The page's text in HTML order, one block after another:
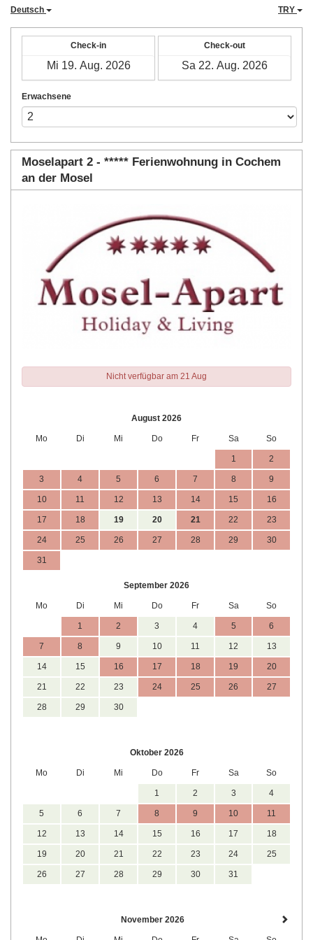
Deutsch TRY
Check-in Check-out
Erwachsene
Moselapart 2 - ***** Ferienwohnung in Cochem
an der Mosel
Nicht verfügbar am 21 Aug
August 2026
Mo Di Mi Do Fr Sa So
1 2
3 4 5 6 7 8 9
10 11 12 13 14 15 16
17 18 19 20 21 22 23
24 25 26 27 28 29 30
31
September 2026
Mo Di Mi Do Fr Sa So
1 2 3 4 5 6
7 8 9 10 11 12 13
14 15 16 17 18 19 20
21 22 23 24 25 26 27
28 29 30
Oktober 2026
Mo Di Mi Do Fr Sa So
1 2 3 4
5 6 7 8 9 10 11
12 13 14 15 16 17 18
19 20 21 22 23 24 25
26 27 28 29 30 31
November 2026